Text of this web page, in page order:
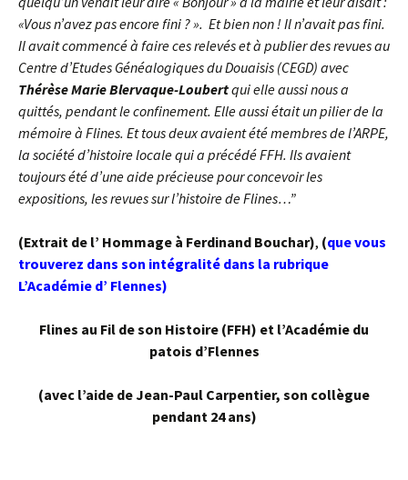
«Vous n’avez pas encore fini ? ». Et bien non ! Il n’avait pas fini.
Il avait commencé à faire ces relevés et à publier des revues au
Centre d’Etudes Généalogiques du Douaisis (CEGD) avec
Thérèse Marie Blervaque-Loubertqui elle aussi nous a
quittés, pendant le confinement. Elle aussi était un pilier de la
mémoire à Flines. Et tous deux avaient été membres de l’ARPE,
la société d’histoire locale qui a précédé FFH. Ils avaient
toujours été d’une aide précieuse pour concevoir les
expositions, les revues sur l’histoire de Flines…”
(Extrait de l’ Hommage à Ferdinand Bouchar), (que vous
trouverez dans son intégralité dans la rubrique
L’Académie d’ Flennes)
Flines au Fil de son Histoire (FFH) et l’Académie du
patois d’Flennes
(avec l’aide de Jean-Paul Carpentier, son collègue
pendant 24 ans)